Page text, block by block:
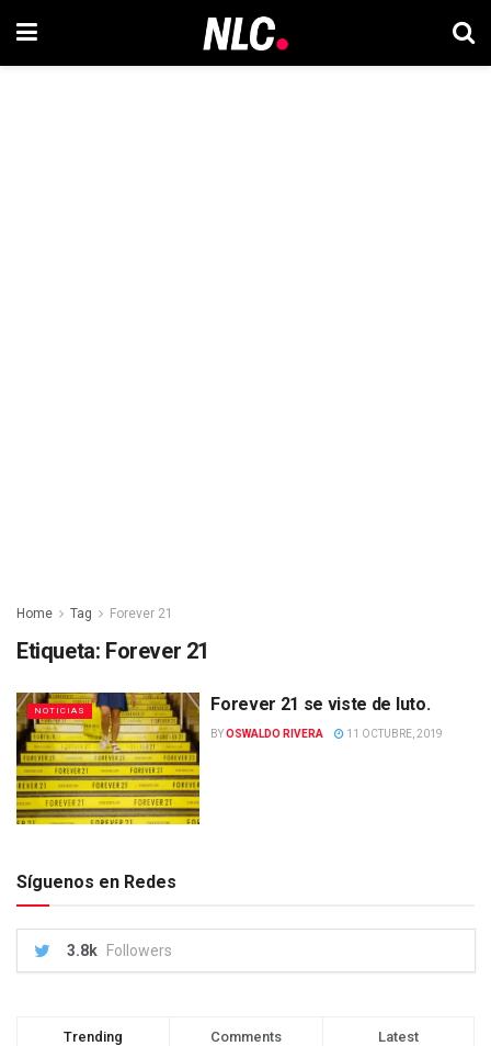
Home Tag Forever 21
Etiqueta: Forever 21
NOTICIAS Forever 21 se viste de luto.
BYOSWALDO RIVERA 11 OCTUBRE, 2019
Síguenos en Redes
3.8k Followers
Trending Comments Latest